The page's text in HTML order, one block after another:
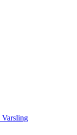
Varsling